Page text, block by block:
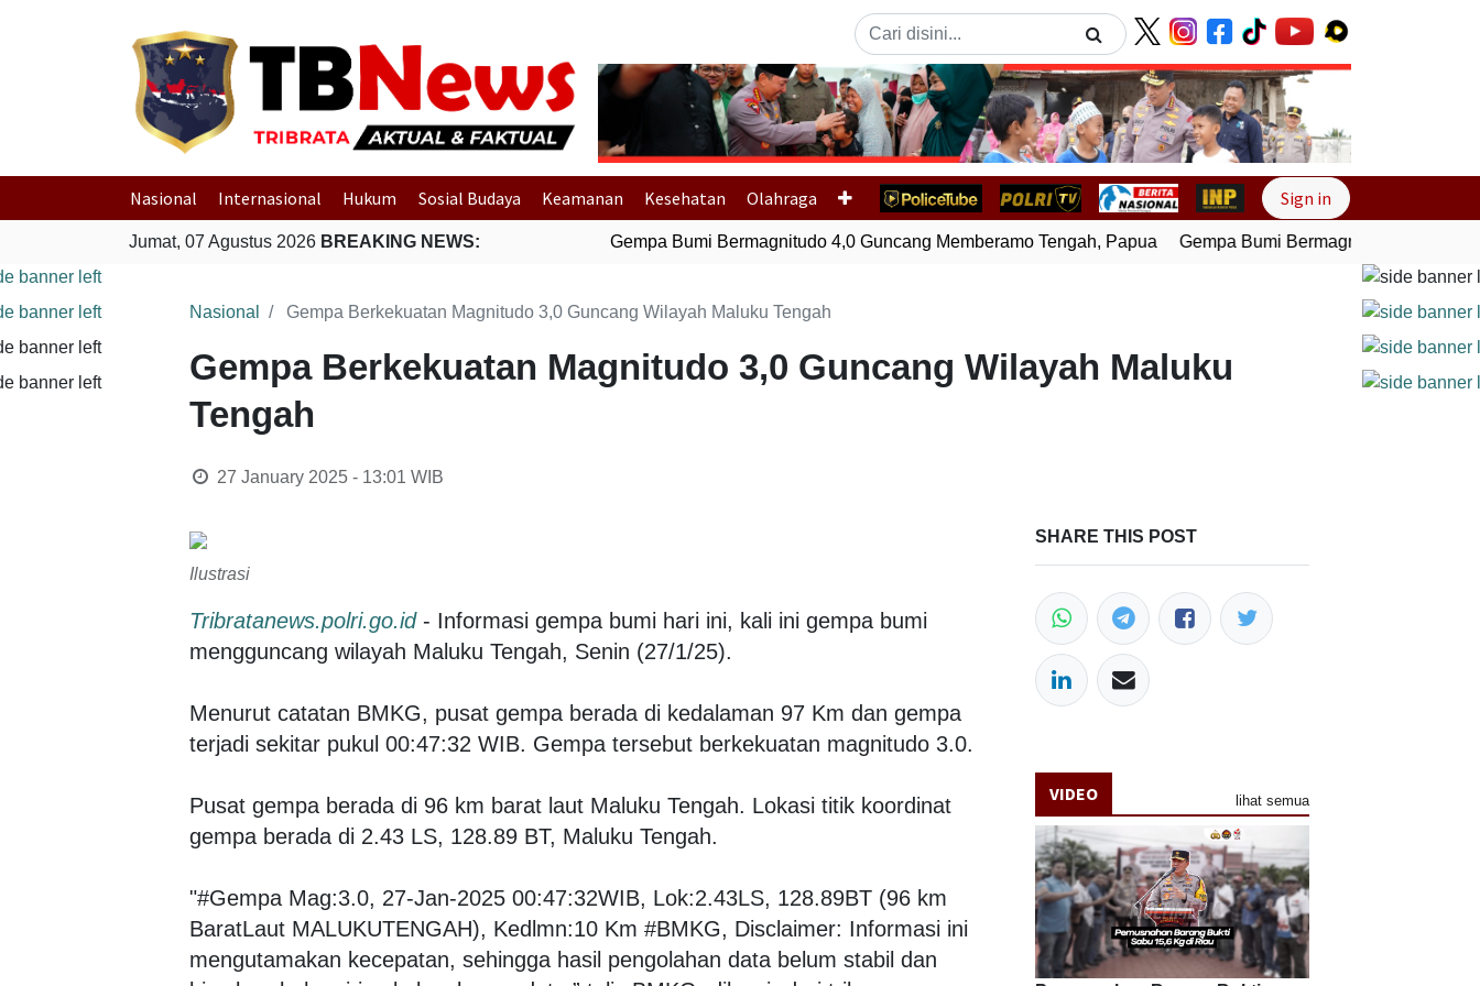
Previous Next
Nasional Internasional Hukum Sosial Budaya Keamanan Kesehatan Olahraga Sign in
Jumat, 07 Agustus 2026 BREAKING NEWS: Gempa Bumi Bermagnitudo 4,0 Guncang Memberamo Tengah, Papua Gempa Bumi Bermagnitudo 4,0
Nasional Gempa Berkekuatan Magnitudo 3,0 Guncang Wilayah Maluku Tengah
Gempa Berkekuatan Magnitudo 3,0 Guncang Wilayah Maluku
Tengah
27 January 2025 - 13:01 WIB
Ilustrasi
Tribratanews.polri.go.id- Informasi gempa bumi hari ini, kali ini gempa bumi
mengguncang wilayah Maluku Tengah, Senin (27/1/25).
Menurut catatan BMKG, pusat gempa berada di kedalaman 97 Km dan gempa
terjadi sekitar pukul 00:47:32 WIB. Gempa tersebut berkekuatan magnitudo 3.0.
Pusat gempa berada di 96 km barat laut Maluku Tengah. Lokasi titik koordinat
gempa berada di 2.43 LS, 128.89 BT, Maluku Tengah.
"#Gempa Mag:3.0, 27-Jan-2025 00:47:32WIB, Lok:2.43LS, 128.89BT (96 km
BaratLaut MALUKUTENGAH), Kedlmn:10 Km #BMKG, Disclaimer: Informasi ini
mengutamakan kecepatan, sehingga hasil pengolahan data belum stabil dan
SHARE THIS POST
VIDEO lihat semua